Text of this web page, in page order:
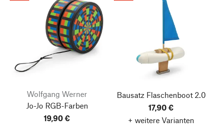
Wolfgang Werner
Jo-Jo RGB-Farben
19,90 €
Bausatz Flaschenboot 2.0
17,90 €
+ weitere Varianten